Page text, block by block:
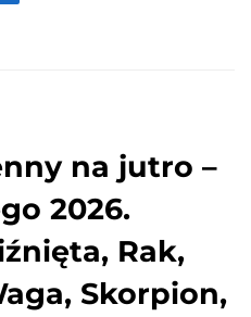
na jutro –
2026.
Rak,
Skorpion,